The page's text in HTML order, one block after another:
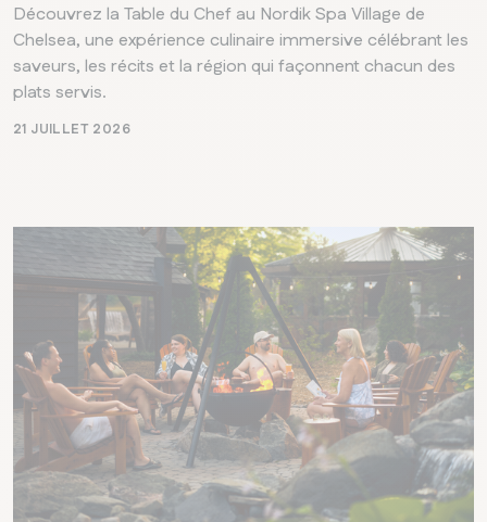
Découvrez la Table du Chef au Nordik Spa Village de
Chelsea, une expérience culinaire immersive célébrant les
saveurs, les récits et la région qui façonnent chacun des
plats servis.
21 JUILLET 2026